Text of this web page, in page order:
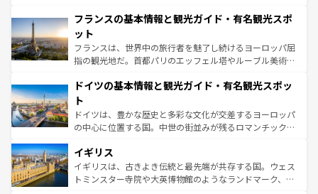
なお、新着のイタリア情報はコンテンツ一覧を参照してほ
しい。
文化が根付くこの国では、情熱的なフラメンコ、熱気あふ
れる闘牛、そして美味しいタパスが生活の一部となってい
る。首都マドリードの洗練された雰囲気や、バルセロナの
アートに溢れた街角から、地方では古代ローマ遺跡や中世
せる。地方によって風土や気候が異なるスペインはその個
ンテンツ一覧 を参照してほしい。
フランスの基本情報と観光ガイド・有名観光スポ
ット
フランスは、世界中の旅行者を魅了し続けるヨーロッパ屈
指の観光地だ。首都パリのエッフェル塔やルーブル美術館
で、幅広い魅力が詰まっている。華麗な宮殿、歴史的な大
聖堂、美しいビーチ、そして豊かな自然が、訪れる者を心
から魅了する。また、フランスは美食の国としても知ら
れ、フランス料理はユネスコ無形文化遺産にも登録されて
香り高いラベンダー畑など、多彩な楽しみ方が可能だ。さ
らに、パリ以外の地域にも魅力が溢れており、どの街角に
も豊かな歴史と文化が息づいている。パリ以外の個性あふ
ドイツの基本情報と観光ガイド・有名観光スポッ
ト
ドイツは、豊かな歴史と多彩な文化が交差するヨーロッパ
の中心に位置する国。中世の街並みが残るロマンチック街
顔を持つこの国は、どこを歩いても飽きることがない。ベ
ルリンの文化的活気、バイエルン州のアルプスの絶景、そ
してライン川沿いのワイン畑といった風景は必見。ビール
イギリス
イギリスは、古きよき伝統と最先端が共存する国。ウェス
トミンスター寺院や大英博物館のようなランドマーク、歴